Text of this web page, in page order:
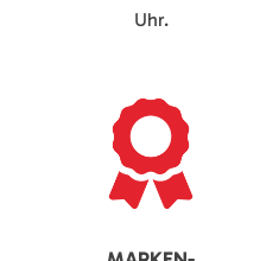
Uhr.